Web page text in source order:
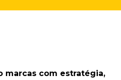
marcas com estratégia,